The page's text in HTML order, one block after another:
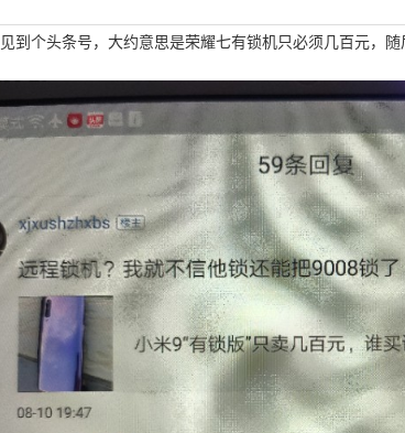
到个头条号，大约意思是荣耀七有锁机只必须几百元，